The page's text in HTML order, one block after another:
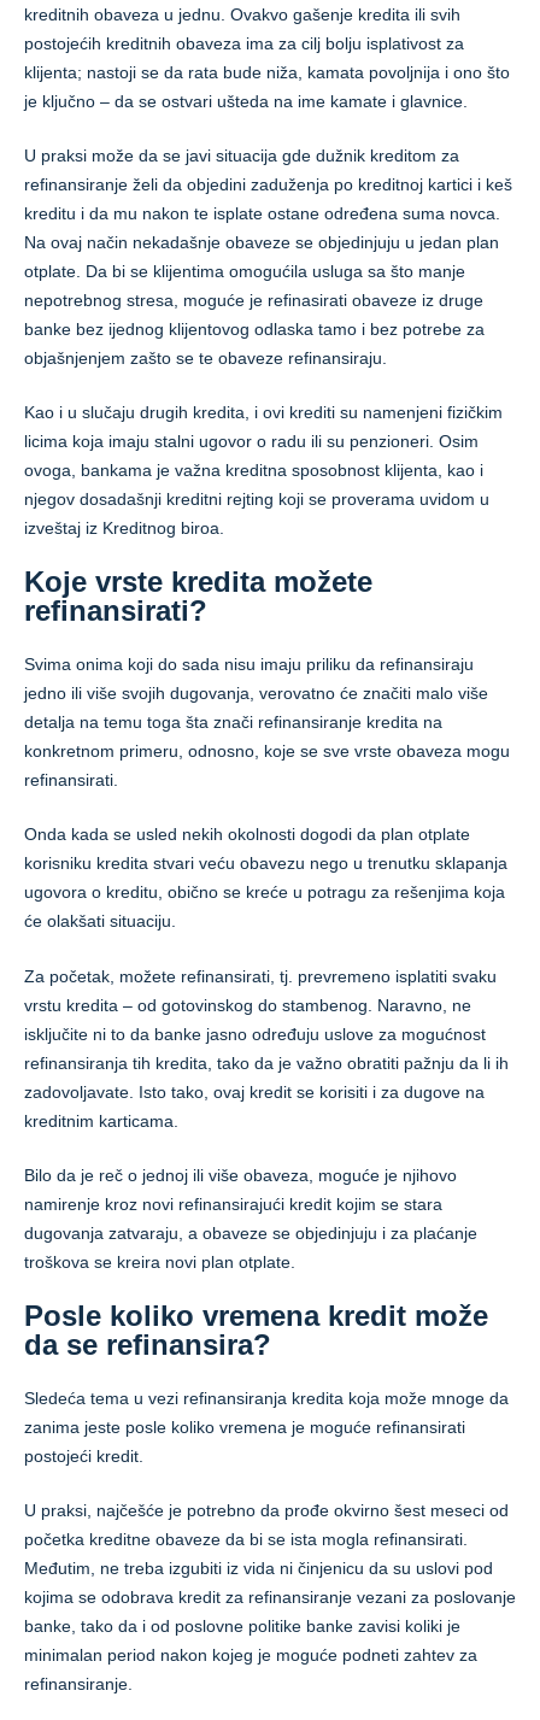
kreditnih obaveza u jednu. Ovakvo gašenje kredita ili svih
postojećih kreditnih obaveza ima za cilj bolju isplativost za
klijenta; nastoji se da rata bude niža, kamata povoljnija i ono što
je ključno – da se ostvari ušteda na ime kamate i glavnice.
U praksi može da se javi situacija gde dužnik kreditom za
refinansiranje želi da objedini zaduženja po kreditnoj kartici i keš
kreditu i da mu nakon te isplate ostane određena suma novca.
Na ovaj način nekadašnje obaveze se objedinjuju u jedan plan
otplate. Da bi se klijentima omogućila usluga sa što manje
nepotrebnog stresa, moguće je refinasirati obaveze iz druge
banke bez ijednog klijentovog odlaska tamo i bez potrebe za
objašnjenjem zašto se te obaveze refinansiraju.
Kao i u slučaju drugih kredita, i ovi krediti su namenjeni fizičkim
licima koja imaju stalni ugovor o radu ili su penzioneri. Osim
ovoga, bankama je važna kreditna sposobnost klijenta, kao i
njegov dosadašnji kreditni rejting koji se proverama uvidom u
izveštaj iz Kreditnog biroa.
Koje vrste kredita možete
refinansirati?
Svima onima koji do sada nisu imaju priliku da refinansiraju
jedno ili više svojih dugovanja, verovatno će značiti malo više
detalja na temu toga šta znači refinansiranje kredita na
konkretnom primeru, odnosno, koje se sve vrste obaveza mogu
refinansirati.
Onda kada se usled nekih okolnosti dogodi da plan otplate
korisniku kredita stvari veću obavezu nego u trenutku sklapanja
ugovora o kreditu, obično se kreće u potragu za rešenjima koja
će olakšati situaciju.
Za početak, možete refinansirati, tj. prevremeno isplatiti svaku
vrstu kredita – od gotovinskog do stambenog. Naravno, ne
isključite ni to da banke jasno određuju uslove za mogućnost
refinansiranja tih kredita, tako da je važno obratiti pažnju da li ih
zadovoljavate. Isto tako, ovaj kredit se korisiti i za dugove na
kreditnim karticama.
Bilo da je reč o jednoj ili više obaveza, moguće je njihovo
namirenje kroz novi refinansirajući kredit kojim se stara
dugovanja zatvaraju, a obaveze se objedinjuju i za plaćanje
troškova se kreira novi plan otplate.
Posle koliko vremena kredit može
da se refinansira?
Sledeća tema u vezi refinansiranja kredita koja može mnoge da
zanima jeste posle koliko vremena je moguće refinansirati
postojeći kredit.
U praksi, najčešće je potrebno da prođe okvirno šest meseci od
početka kreditne obaveze da bi se ista mogla refinansirati.
Međutim, ne treba izgubiti iz vida ni činjenicu da su uslovi pod
kojima se odobrava kredit za refinansiranje vezani za poslovanje
banke, tako da i od poslovne politike banke zavisi koliki je
minimalan period nakon kojeg je moguće podneti zahtev za
refinansiranje.